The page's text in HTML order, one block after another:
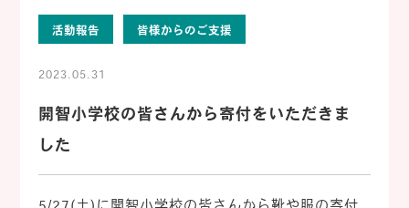
活動報告 皆様からのご支援
2023.05.31
開智小学校の皆さんから寄付をいただきま
した